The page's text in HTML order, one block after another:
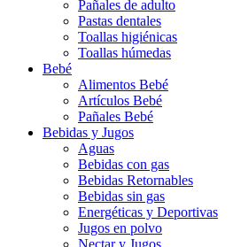
Pañales de adulto
Pastas dentales
Toallas higiénicas
Toallas húmedas
Bebé
Alimentos Bebé
Artículos Bebé
Pañales Bebé
Bebidas y Jugos
Aguas
Bebidas con gas
Bebidas Retornables
Bebidas sin gas
Energéticas y Deportivas
Jugos en polvo
Nectar y Jugos